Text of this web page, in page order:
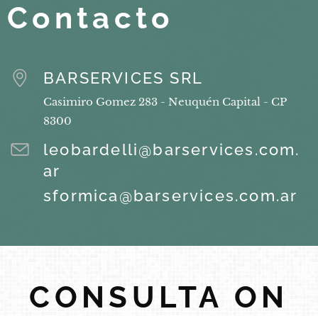
Contacto
BARSERVICES SRL
Casimiro Gomez 283 - Neuquén Capital - CP
8300
leobardelli@barservices.com.
ar
sformica@barservices.com.ar
CONSULTA ON